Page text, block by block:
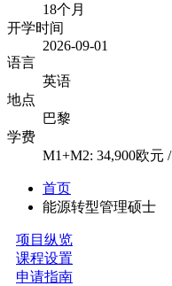
18个月
开学时间
2026-09-01
语言
英语
地点
巴黎
学费
M1+M2: 34,900欧元
首页
能源转型管理硕士
项目纵览
课程设置
​申请指南